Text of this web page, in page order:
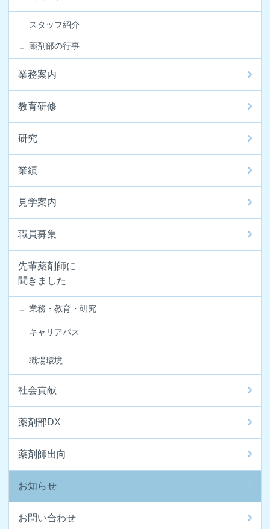
スタッフ紹介
薬剤部の行事
業務案内
教育研修
研究
業績
見学案内
職員募集
先輩薬剤師に
聞きました
業務・教育・研究
キャリアパス
職場環境
社会貢献
薬剤部DX
薬剤師出向
お知らせ
お問い合わせ